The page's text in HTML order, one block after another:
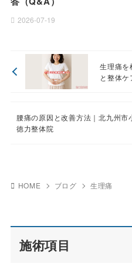
2026-07-19
生理痛を
と整体ケ
腰痛の原因と改善方法｜北九州市
徳力整体院
HOME ブログ 生理痛
施術項目